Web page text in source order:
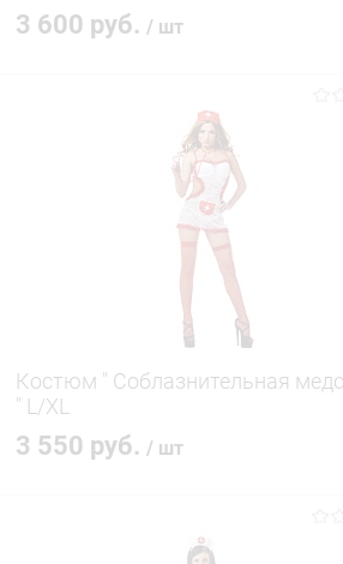
3 600 руб. / шт
В корзину
Костюм " Соблазнительная
" L/XL
3 550 руб. / шт
В корзину